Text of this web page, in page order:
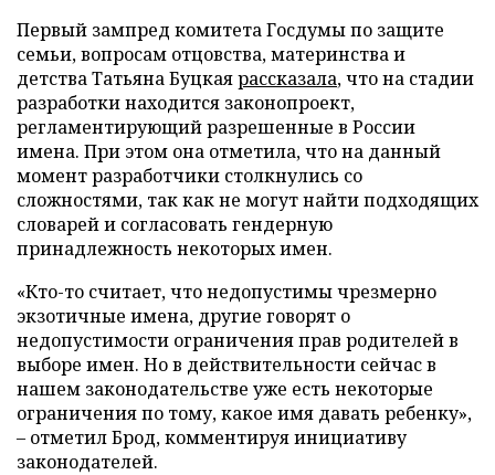
Первый зампред комитета Госдумы по защите
семьи, вопросам отцовства, материнства и
детства Татьяна Буцкаярассказала, что на стадии
разработки находится законопроект,
регламентирующий разрешенные в России
имена. При этом она отметила, что на данный
момент разработчики столкнулись со
сложностями, так как не могут найти подходящих
словарей и согласовать гендерную
принадлежность некоторых имен.
«Кто-то считает, что недопустимы чрезмерно
экзотичные имена, другие говорят о
недопустимости ограничения прав родителей в
выборе имен. Но в действительности сейчас в
нашем законодательстве уже есть некоторые
ограничения по тому, какое имя давать ребенку»,
– отметил Брод, комментируя инициативу
законодателей.